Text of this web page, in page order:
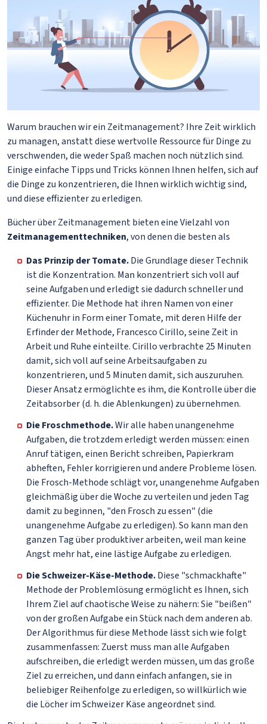
Warum brauchen wir ein Zeitmanagement? Ihre Zeit wirklich
zu managen, anstatt diese wertvolle Ressource für Dinge zu
verschwenden, die weder Spaß machen noch nützlich sind.
Einige einfache Tipps und Tricks können Ihnen helfen, sich auf
die Dinge zu konzentrieren, die Ihnen wirklich wichtig sind,
und diese effizienter zu erledigen.
Bücher über Zeitmanagement bieten eine Vielzahl von
Zeitmanagementtechniken, von denen die besten als
Das Prinzip der Tomate.Die Grundlage dieser Technik
ist die Konzentration. Man konzentriert sich voll auf
seine Aufgaben und erledigt sie dadurch schneller und
effizienter. Die Methode hat ihren Namen von einer
Küchenuhr in Form einer Tomate, mit deren Hilfe der
Erfinder der Methode, Francesco Cirillo, seine Zeit in
Arbeit und Ruhe einteilte. Cirillo verbrachte 25 Minuten
damit, sich voll auf seine Arbeitsaufgaben zu
konzentrieren, und 5 Minuten damit, sich auszuruhen.
Dieser Ansatz ermöglichte es ihm, die Kontrolle über die
Zeitabsorber (d. h. die Ablenkungen) zu übernehmen.
Die Froschmethode.Wir alle haben unangenehme
Aufgaben, die trotzdem erledigt werden müssen: einen
Anruf tätigen, einen Bericht schreiben, Papierkram
abheften, Fehler korrigieren und andere Probleme lösen.
Die Frosch-Methode schlägt vor, unangenehme Aufgaben
gleichmäßig über die Woche zu verteilen und jeden Tag
damit zu beginnen, "den Frosch zu essen" (die
unangenehme Aufgabe zu erledigen). So kann man den
ganzen Tag über produktiver arbeiten, weil man keine
Angst mehr hat, eine lästige Aufgabe zu erledigen.
Die Schweizer-Käse-Methode.Diese "schmackhafte"
Methode der Problemlösung ermöglicht es Ihnen, sich
Ihrem Ziel auf chaotische Weise zu nähern: Sie "beißen"
von der großen Aufgabe ein Stück nach dem anderen ab.
Der Algorithmus für diese Methode lässt sich wie folgt
zusammenfassen: Zuerst muss man alle Aufgaben
aufschreiben, die erledigt werden müssen, um das große
Ziel zu erreichen, und dann einfach anfangen, sie in
beliebiger Reihenfolge zu erledigen, so willkürlich wie
die Löcher im Schweizer Käse angeordnet sind.